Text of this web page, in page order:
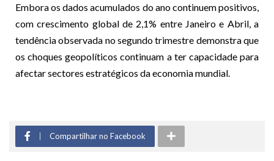
Embora os dados acumulados do ano continuem positivos,
com crescimento global de 2,1% entre Janeiro e Abril, a
tendência observada no segundo trimestre demonstra que
os choques geopolíticos continuam a ter capacidade para
afectar sectores estratégicos da economia mundial.
Compartilhar no Facebook